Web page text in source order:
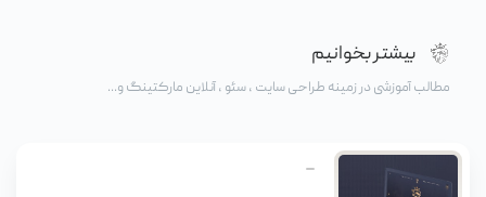
بیشتر بخوانیم
مطالب آموزشی در زمینه طراحی سایت ، سئو ، آنلاین مارکتینگ و...